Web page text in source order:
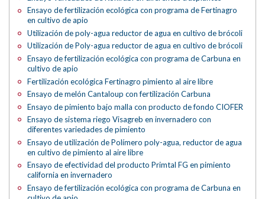
Ensayo de fertilización ecológica con programa de Fertinagro
en cultivo de apio
Utilización de poly-agua reductor de agua en cultivo de brócoli
Utilización de Poly-agua reductor de agua en cultivo de brócoli
Ensayo de fertilización ecológica con programa de Carbuna en
cultivo de apio
Fertilización ecológica Fertinagro pimiento al aire libre
Ensayo de melón Cantaloup con fertilización Carbuna
Ensayo de pimiento bajo malla con producto de fondo CIOFER
Ensayo de sistema riego Visagreb en invernadero con
diferentes variedades de pimiento
Ensayo de utilización de Polímero poly-agua, reductor de agua
en cultivo de pimiento al aire libre
Ensayo de efectividad del producto Primtal FG en pimiento
california en invernadero
Ensayo de fertilización ecológica con programa de Carbuna en